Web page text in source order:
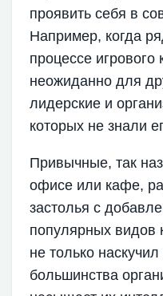
проявить себя в
Например, когда
процессе игрового
неожиданно для
лидерские и
которых не знали
Привычные, так
офисе или кафе,
застолья с
популярных видов
не только
большинства